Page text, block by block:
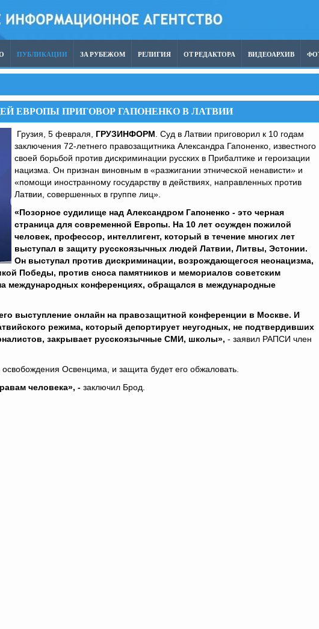
ПУБЛИКАЦИИ ЗА РУБЕЖОМ РЕЛИГИЯ ОТ РЕДАКТОРА ВИДЕОАРХИВ
ЕВРОПЫ ПРИГОВОР ГАПОНЕНКО В ЛАТВИИ
Грузия, 5 февраля, ГРУЗИНФОРМ . Суд в Латвии приговорил к 10 годам
заключения 72-летнего правозащитника Александра Гапоненко, известного
своей борьбой против дискриминации русских в Прибалтике и героизации
нацизма. Он признан виновным в «разжигании этнической ненависти» и
«помощи иностранному государству в действиях, направленных против
Латвии, совершенных в группе лиц».
«Позорное судилище над Александром Гапоненко - это черная
страница для современной Европы. На 10 лет осужден пожилой
человек, профессор, интеллигент, который в течение многих лет
выступал в защиту русскоязычных людей Латвии, Литвы, Эстонии.
Он выступал против дискриминации, возрождающегося неонацизма,
Победы, против сноса памятников и мемориалов советским
международных конференциях, обращался в международные
выступление онлайн на правозащитной конференции в Москве. И
режима, который депортирует неугодных, не подтвердивших
закрывает русскоязычные СМИ, школы», - заявил РАПСИ член
Освенцима, и защита будет его обжаловать.
человека», - заключил Брод.